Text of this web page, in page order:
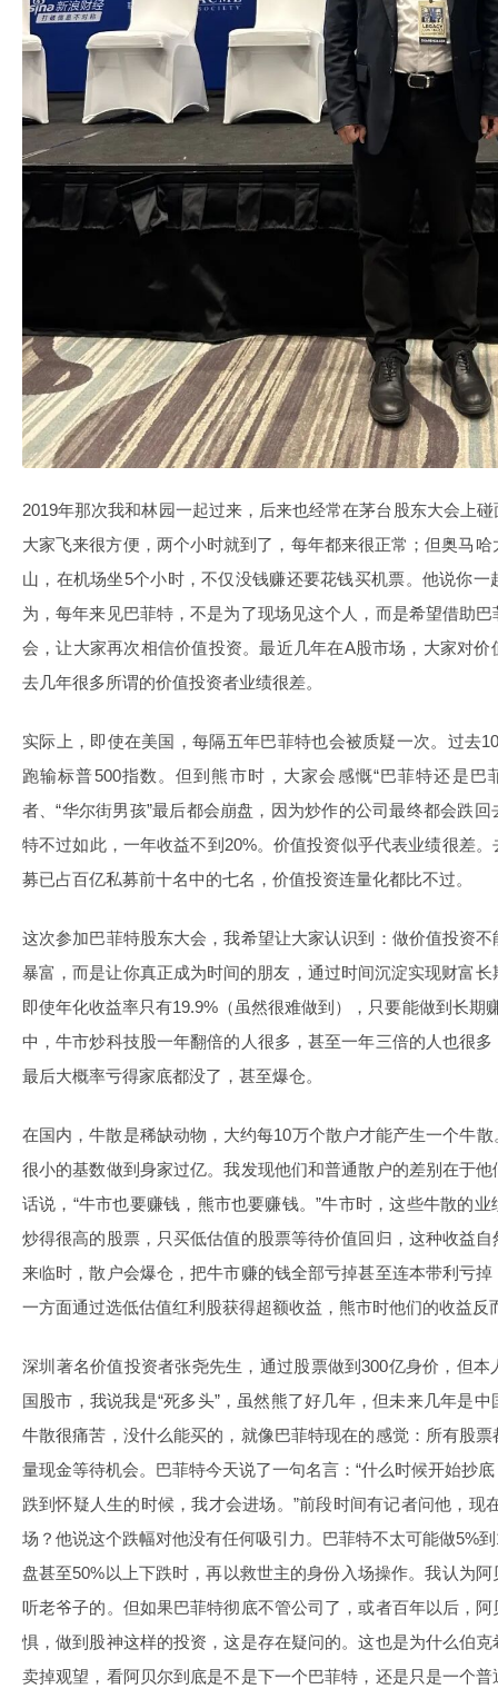
2019年那次我和林园一起过来，后来也经常在茅台股东大会上
大家飞来很方便，两个小时就到了，每年都来很正常；但奥马
山，在机场坐5个小时，不仅没钱赚还要花钱买机票。他说你
为，每年来见巴菲特，不是为了现场见这个人，而是希望借助
会，让大家再次相信价值投资。最近几年在A股市场，大家对
去几年很多所谓的价值投资者业绩很差。
实际上，即使在美国，每隔五年巴菲特也会被质疑一次。过去
跑输标普500指数。但到熊市时，大家会感慨“巴菲特还是巴
者、“华尔街男孩”最后都会崩盘，因为炒作的公司最终都会跌
特不过如此，一年收益不到20%。价值投资似乎代表业绩很差
募已占百亿私募前十名中的七名，价值投资连量化都比不过。
这次参加巴菲特股东大会，我希望让大家认识到：做价值投资
暴富，而是让你真正成为时间的朋友，通过时间沉淀实现财富
即使年化收益率只有19.9%（虽然很难做到），只要能做到长期
中，牛市炒科技股一年翻倍的人很多，甚至一年三倍的人也很
最后大概率亏得家底都没了，甚至爆仓。
在国内，牛散是稀缺动物，大约每10万个散户才能产生一个牛
很小的基数做到身家过亿。我发现他们和普通散户的差别在于
话说，“牛市也要赚钱，熊市也要赚钱。”牛市时，这些牛散的
炒得很高的股票，只买低估值的股票等待价值回归，这种收益
来临时，散户会爆仓，把牛市赚的钱全部亏掉甚至连本带利亏
一方面通过选低估值红利股获得超额收益，熊市时他们的收益反
深圳著名价值投资者张尧先生，通过股票做到300亿身价，但
国股市，我说我是“死多头”，虽然熊了好几年，但未来几年是
牛散很痛苦，没什么能买的，就像巴菲特现在的感觉：所有股
量现金等待机会。巴菲特今天说了一句名言：“什么时候开始抄
跌到怀疑人生的时候，我才会进场。”前段时间有记者问他，现
场？他说这个跌幅对他没有任何吸引力。巴菲特不太可能做5%
盘甚至50%以上下跌时，再以救世主的身份入场操作。我认为
听老爷子的。但如果巴菲特彻底不管公司了，或者百年以后，
惧，做到股神这样的投资，这是存在疑问的。这也是为什么伯
卖掉观望，看阿贝尔到底是不是下一个巴菲特，还是只是一个